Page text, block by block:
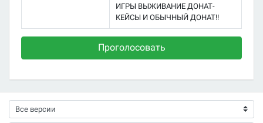
ИГРЫ ВЫЖИВАНИЕ ДОНАТ-
КЕЙСЫ И ОБЫЧНЫЙ ДОНАТ!!
Проголосовать